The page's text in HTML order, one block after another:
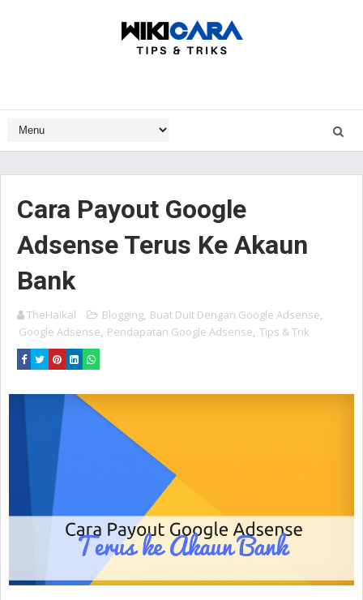
Cara Payout Google
Adsense Terus Ke Akaun
Bank
TheHaikal Blogging, Buat Duit Dengan Google Adsense,
Google Adsense, Pendapatan Google Adsense, Tips & Trik